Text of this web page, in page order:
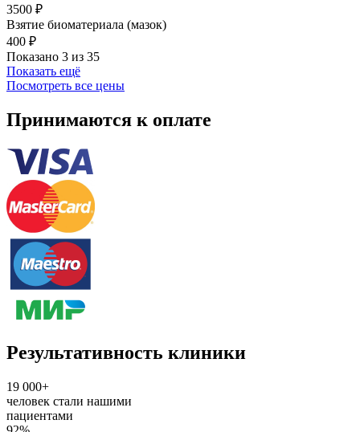
3500 ₽
Взятие биоматериала (мазок)
400 ₽
Показано 3 из 35
Показать ещё
Посмотреть все цены
Принимаются к оплате
Результативность клиники
19 000+
человек стали нашими
пациентами